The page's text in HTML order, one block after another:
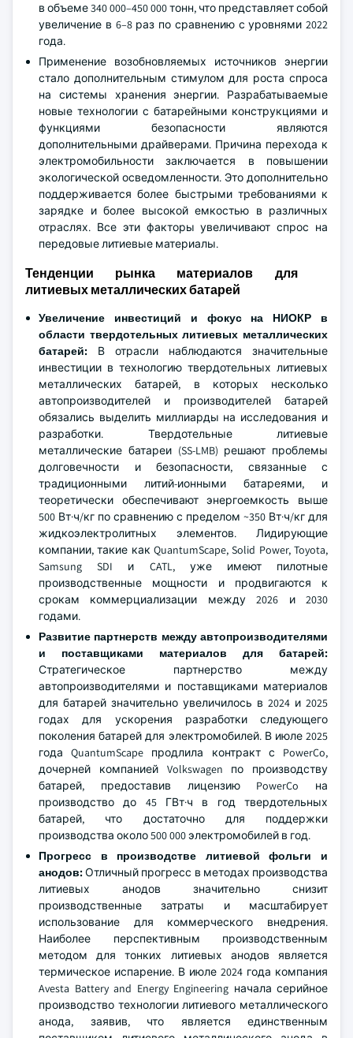
в объеме 340 000–450 000 тонн, что представляет собой
увеличение в 6–8 раз по сравнению с уровнями 2022
года.
Применение возобновляемых источников энергии
стало дополнительным стимулом для роста спроса
на системы хранения энергии. Разрабатываемые
новые технологии с батарейными конструкциями и
функциями безопасности являются
дополнительными драйверами. Причина перехода к
электромобильности заключается в повышении
экологической осведомленности. Это дополнительно
поддерживается более быстрыми требованиями к
зарядке и более высокой емкостью в различных
отраслях. Все эти факторы увеличивают спрос на
передовые литиевые материалы.
Тенденции рынка материалов для
литиевых металлических батарей
Увеличение инвестиций и фокус на НИОКР в
области твердотельных литиевых металлических
батарей: В отрасли наблюдаются значительные
инвестиции в технологию твердотельных литиевых
металлических батарей, в которых несколько
автопроизводителей и производителей батарей
обязались выделить миллиарды на исследования и
разработки. Твердотельные литиевые
металлические батареи (SS-LMB) решают проблемы
долговечности и безопасности, связанные с
традиционными литий-ионными батареями, и
теоретически обеспечивают энергоемкость выше
500 Вт·ч/кг по сравнению с пределом ~350 Вт·ч/кг для
жидкоэлектролитных элементов. Лидирующие
компании, такие как QuantumScape, Solid Power, Toyota,
Samsung SDI и CATL, уже имеют пилотные
производственные мощности и продвигаются к
срокам коммерциализации между 2026 и 2030
годами.
Развитие партнерств между автопроизводителями
и поставщиками материалов для батарей:
Стратегическое партнерство между
автопроизводителями и поставщиками материалов
для батарей значительно увеличилось в 2024 и 2025
годах для ускорения разработки следующего
поколения батарей для электромобилей. В июле 2025
года QuantumScape продлила контракт с PowerCo,
дочерней компанией Volkswagen по производству
батарей, предоставив лицензию PowerCo на
производство до 45 ГВт·ч в год твердотельных
батарей, что достаточно для поддержки
производства около 500 000 электромобилей в год.
Прогресс в производстве литиевой фольги и
анодов:Отличный прогресс в методах производства
литиевых анодов значительно снизит
производственные затраты и масштабирует
использование для коммерческого внедрения.
Наиболее перспективным производственным
методом для тонких литиевых анодов является
термическое испарение. В июле 2024 года компания
Avesta Battery and Energy Engineering начала серийное
производство технологии литиевого металлического
анода, заявив, что является единственным